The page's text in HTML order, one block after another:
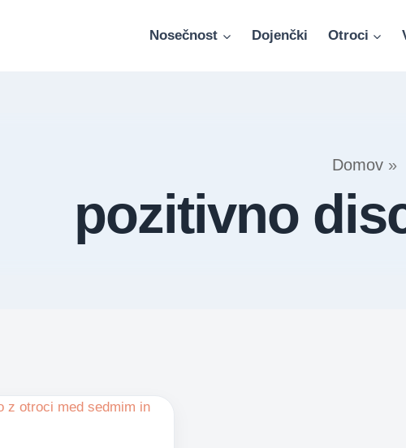
Nosečnost Dojenčki Otroci
Domov »
pozitivno